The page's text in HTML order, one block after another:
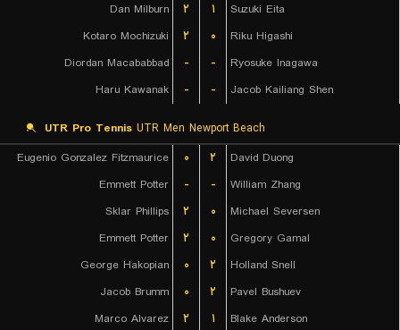
Dan Milburn
۲ ۱
Suzuki Eita
Kotaro Mochizuki
۲ ۰
Riku Higashi
Diordan Macababbad
- -
Ryosuke Inagawa
Haru Kawanak
- - Jacob Kailiang Shen
UTR Pro Tennis UTR Men Newport Beach
Eugenio Gonzalez Fitzmaurice
۰ ۲
David Duong
Emmett Potter
- -
William Zhang
Sklar Phillips
۲ ۰
Michael Seversen
Emmett Potter
۲ ۰
Gregory Gamal
George Hakopian
۰ ۲
Holland Snell
Jacob Brumm
۰ ۲
Pavel Bushuev
Marco Alvarez
۲ ۱
Blake Anderson